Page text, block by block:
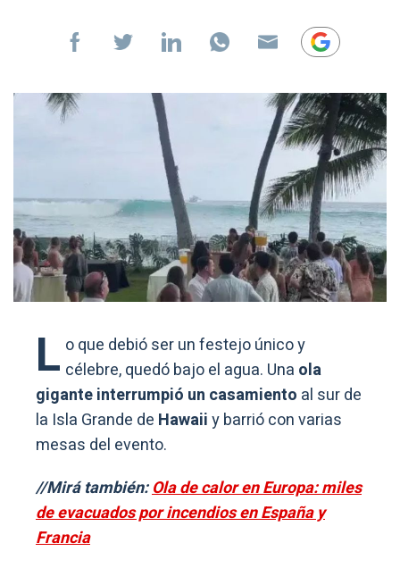
L o que debió ser un festejo único y
célebre, quedó bajo el agua. Una ola
gigante interrumpió un casamiento al sur de
la Isla Grande de Hawaiiy barrió con varias
mesas del evento.
//Mirá también:Ola de calor en Europa: miles
de evacuados por incendios en España y
Francia